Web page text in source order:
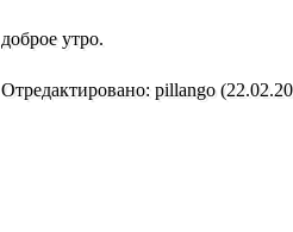
доброе утро.
Отредактировано: pillango